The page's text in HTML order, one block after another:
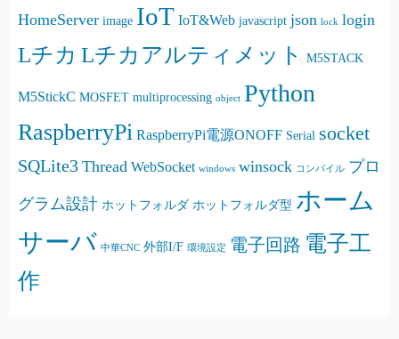
HomeServer image IoT IoT&Web javascript json lock login
Lチカ Lチカアルティメット M5STACK
M5StickC MOSFET multiprocessing object Python
RaspberryPi RaspberryPi電源ONOFF Serial socket
SQLite3 Thread WebSocket windows winsock コンパイル プロ
グラム設計 ホットフォルダ ホットフォルダ型 ホーム
サーバ 中華CNC 外部I/F 環境設定 電子回路 電子工
作